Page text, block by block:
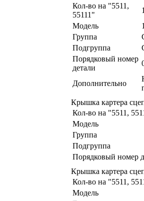
Кол-во на "5511,
55111"
Модель
Группа
Подгруппа
Порядковый номер
детали
Дополнительно
Крышка картера
Кол-во на "5511,
Модель
Группа
Подгруппа
Порядковый номер
Крышка картера
Кол-во на "5511,
Модель